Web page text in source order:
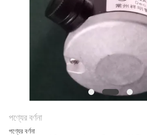
পণ্যের বর্ণনা
পণ্যের বর্ণনা